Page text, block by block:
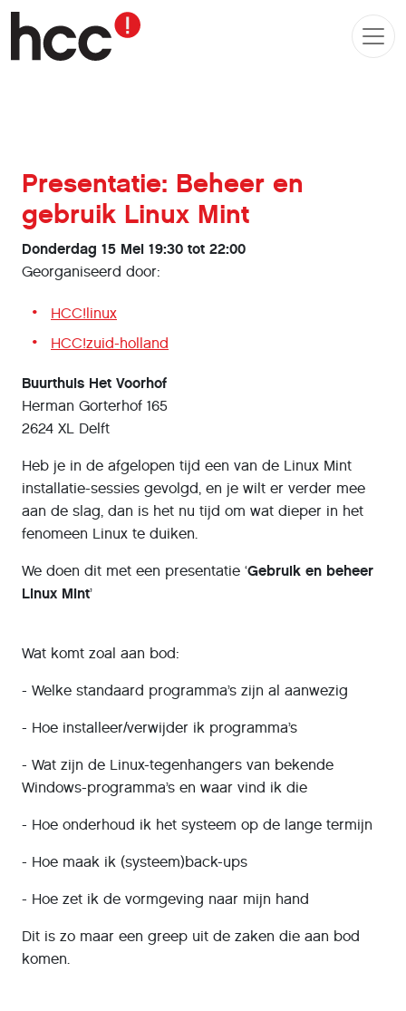
Presentatie: Beheer en
gebruik Linux Mint
Donderdag 15 Mei 19:30 tot 22:00
Georganiseerd door:
HCC!linux
HCC!zuid-holland
Buurthuis Het Voorhof
Herman Gorterhof 165
2624 XL Delft
Heb je in de afgelopen tijd een van de Linux Mint
installatie-sessies gevolgd, en je wilt er verder mee
aan de slag, dan is het nu tijd om wat dieper in het
fenomeen Linux te duiken.
We doen dit met een presentatie ‘Gebruik en beheer
Linux Mint’
Wat komt zoal aan bod:
- Welke standaard programma’s zijn al aanwezig
- Hoe installeer/verwijder ik programma’s
- Wat zijn de Linux-tegenhangers van bekende
Windows-programma’s en waar vind ik die
- Hoe onderhoud ik het systeem op de lange termijn
- Hoe maak ik (systeem)back-ups
- Hoe zet ik de vormgeving naar mijn hand
Dit is zo maar een greep uit de zaken die aan bod
komen.